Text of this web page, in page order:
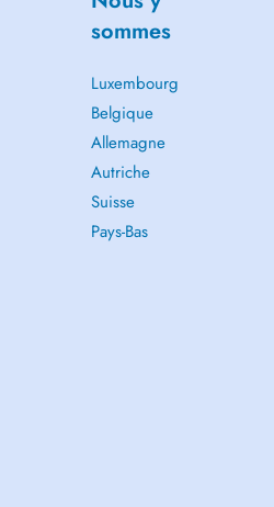
sommes
Luxembourg
Belgique
Allemagne
Autriche
Suisse
Pays-Bas